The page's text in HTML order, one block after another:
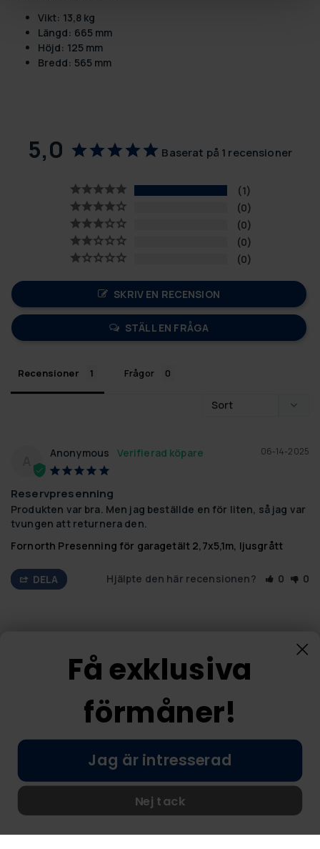
Vikt: 13,8 kg
Längd: 665 mm
Höjd: 125 mm
Bredd: 565 mm
5,0 Baserat på 1 recensioner
1
0
0
0
0
SKRIV EN RECENSION
STÄLL EN FRÅGA
Recensioner Frågor
06-14-2025
Anonymous
Reservpresenning
Produkten var bra. Men jag beställde en för liten, så jag var
tvungen att returnera den.
Fornorth Presenning för garagetält 2,7x5,1m, ljusgrått
DELA Hjälpte den här recensionen? 0 0
Information
Företagsinformation
Kundtjänst
Få exklusiva
förmåner!
Jag är intresserad
Nej tack